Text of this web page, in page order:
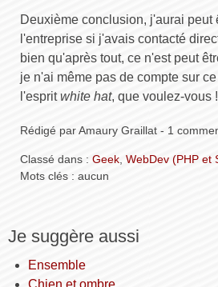
Deuxième conclusion, j'aurai peut
l'entreprise si j'avais contacté
bien qu'après tout, ce n'est peut
je n'ai même pas de compte sur
l'espritwhite hat, que voulez-vous !
Rédigé par Amaury Graillat - 1
Classé dans : Geek WebDev (PHP et
Mots clés : aucun
Je suggère aussi
Ensemble
Chien et ombre